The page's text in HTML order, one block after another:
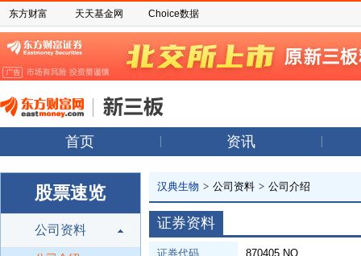
东方财富 天天基金网 Choice数据
首页 资讯
股票速览
公司资料
汉典生物 > 公司资料 > 公司介绍
证券资料
证券代码
870405.NQ